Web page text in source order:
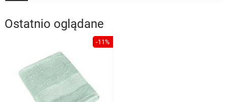
Ostatnio oglądane
-11%